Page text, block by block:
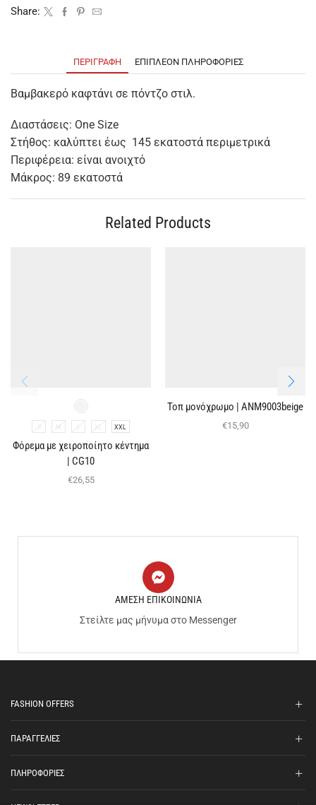
Share:
ΠΕΡΙΓΡΑΦΉ ΕΠΙΠΛΈΟΝ ΠΛΗΡΟΦΟΡΊΕΣ
Βαμβακερό καφτάνι σε πόντζο στιλ.
Διαστάσεις: One Size
Στήθος: καλύπτει έως 145 εκατοστά περιμετρικά
Περιφέρεια: είναι ανοιχτό
Μάκρος: 89 εκατοστά
Related Products
S M L XL XXL
Φόρεμα με χειροποίητο κέντημα
| CG10
€26,55
Τοπ μονόχρωμο | ΑΝΜ9003beige
€15,90
ΑΜΕΣΗ ΕΠΙΚΟΙΝΩΝΙΑ
Στείλτε μας μήνυμα στο Messenger
FASHION OFFERS
ΠΑΡΑΓΓΕΛΙΕΣ
ΠΛΗΡΟΦΟΡΙΕΣ